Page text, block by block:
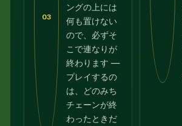
03
ングの上には
何も置けない
ので、必ずそ
こで連なりが
終わります —
プレイするの
は、どのみち
チェーンが終
わったときだ